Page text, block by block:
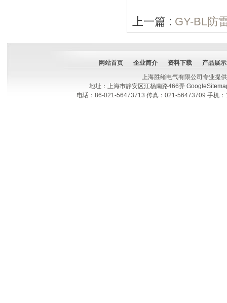
上一篇 : GY-BL防
网站首页 企业简介 资料下载
产品展示
上海胜绪电气有限公司专业提供
地址：上海市静安区江杨南路466弄
电话：86-021-56473713 传真：021-56473709 手机